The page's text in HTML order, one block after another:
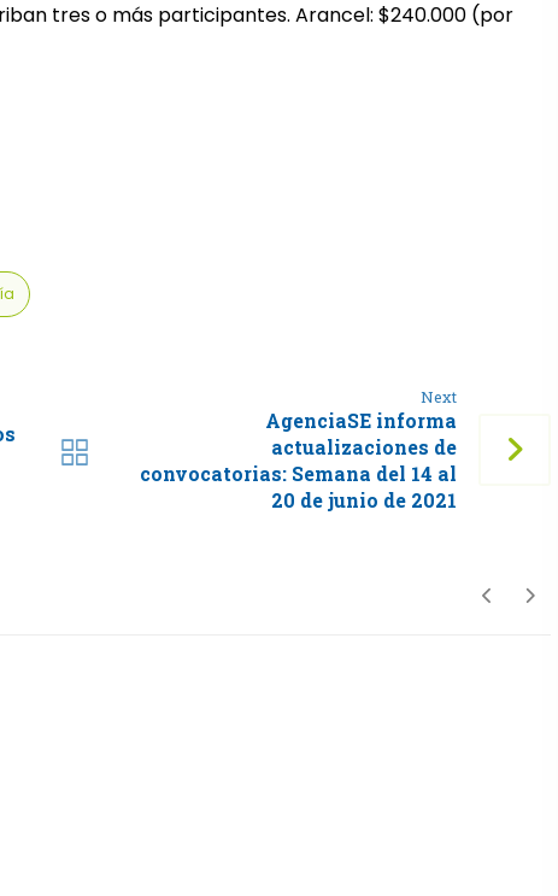
tres o más participantes. Arancel: $240.000 (por
Next
AgenciaSE informa
actualizaciones de
convocatorias: Semana del 14 al
20 de junio de 2021